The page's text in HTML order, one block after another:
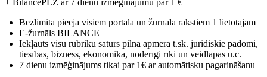
+ BilancePLZ ar 7 dienu izmēģinājumu par 1 €
Bezlimita pieeja visiem portāla un žurnāla rakstiem 1 lietotājam
E-žurnāls BILANCE
Iekļauts visu rubriku saturs pilnā apmērā t.sk. juridiskie padomi,
tiesības, bizness, ekonomika, noderīgi rīki un veidlapas u.c.
7 dienu izmēģinājums tikai par 1€ ar automātisku pagarināšanu